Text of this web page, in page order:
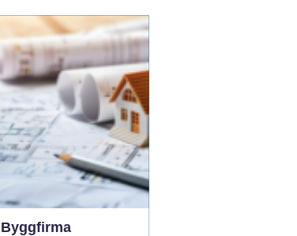
med ett mer hållbart val.
I centrum står själva
pelletsbrännaren, där
konstruktion och
styrning avgör hur
mycket energi som
faktiskt ha...
Byggfirma